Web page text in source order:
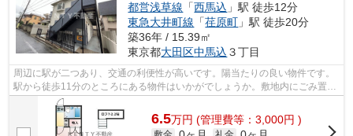
都営浅草線 「西馬込 」駅 徒歩12分
東急大井町線 「荏原町 」駅 徒歩20分
築36年 / 15.39㎡
東京都大田区中馬込 ３丁目
周辺に駅が二つあり、交通の利便性が高いです。陽当たりの良い物件です。
駅から徒歩11分のところにある物件はいかがでしょうか。敷地内にごみ置き
場がある物件です。近くに始発駅があ...
6.5万円 (管理費等：3,000円 )